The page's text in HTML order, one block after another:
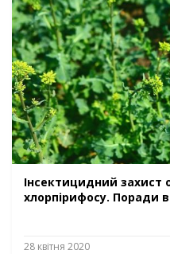
Інсектицидний захист
хлорпірифосу. Поради
28 квітня 2020